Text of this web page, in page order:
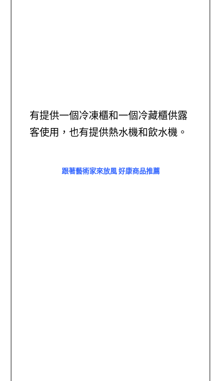
有提供一個冷凍櫃和一個冷藏櫃供露
客使用，也有提供熱水機和飲水機。
跟著藝術家來放風 好康商品推薦